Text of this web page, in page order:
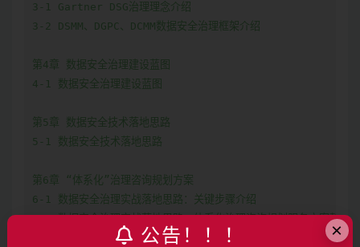
3-1 Gartner DSG治理理念介绍
3-2 DSMM、DGPC、DCMM数据安全治理框架介绍
第4章 数据安全治理建设蓝图
4-1 数据安全治理建设蓝图
第5章 数据安全技术落地思路
5-1 数据安全技术落地思路
第6章 “体系化”治理咨询规划方案
6-1 数据安全治理实战落地思路：关键步骤介绍
6-2 数据安全治理实战落地思路：体系化治理咨询规划服务方案整体
6-3 数据安全治理现状调研：总体介绍
×
公告！！！